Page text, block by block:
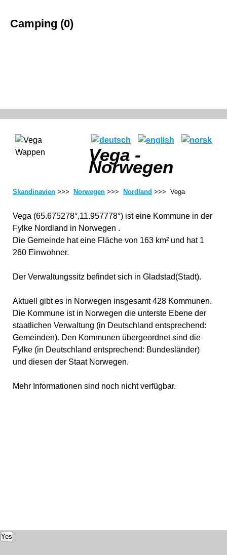
Camping (0)
Vega -
Norwegen
Skandinavien >>> Norwegen >>> Nordland >>> Vega
Vega (65.675278°,11.957778°) ist eine Kommune in der
Fylke Nordland in Norwegen .
Die Gemeinde hat eine Fläche von 163 km² und hat 1
260 Einwohner.
Der Verwaltungssitz befindet sich in Gladstad(Stadt).
Aktuell gibt es in Norwegen insgesamt 428 Kommunen.
Die Kommune ist in Norwegen die unterste Ebene der
staatlichen Verwaltung (in Deutschland entsprechend:
Gemeinden). Den Kommunen übergeordnet sind die
Fylke (in Deutschland entsprechend: Bundesländer)
und diesen der Staat Norwegen.
Mehr Informationen sind noch nicht verfügbar.
Yes